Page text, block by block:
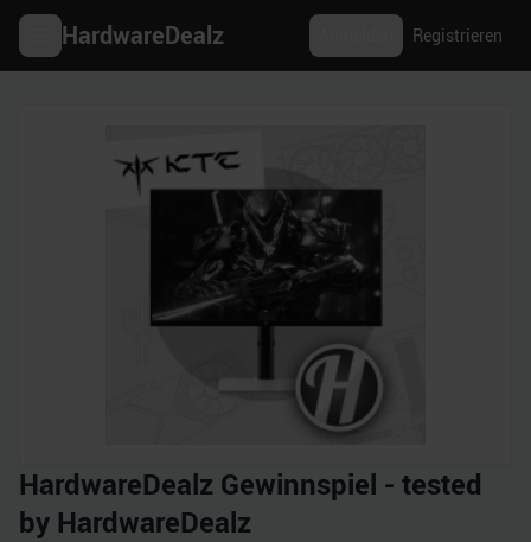
HardwareDealz Registrieren
HardwareDealz Gewinnspiel - tested
by HardwareDealz